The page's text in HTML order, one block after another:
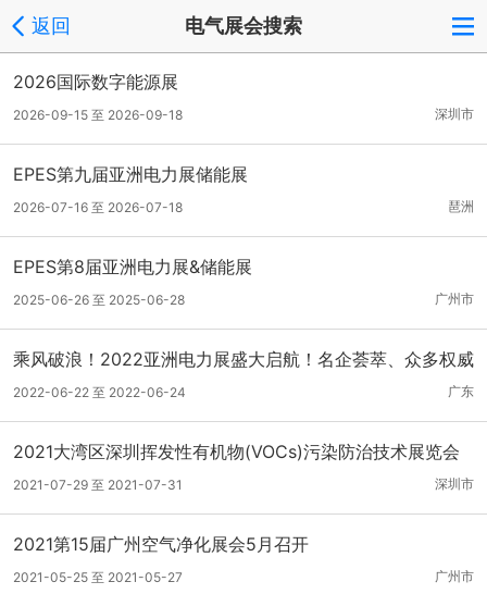
返回 电气展会搜索
2026国际数字能源展
深圳市
2026-09-15 至 2026-09-18
EPES第九届亚洲电力展储能展
琶洲
2026-07-16 至 2026-07-18
EPES第8届亚洲电力展&储能展
广州市
2025-06-26 至 2025-06-28
乘风破浪！2022亚洲电力展盛大启航！名企荟萃、众多权威
机构鼎力支持协办！
广东
2022-06-22 至 2022-06-24
2021大湾区深圳挥发性有机物(VOCs)污染防治技术展览会
深圳市
2021-07-29 至 2021-07-31
2021第15届广州空气净化展会5月召开
广州市
2021-05-25 至 2021-05-27